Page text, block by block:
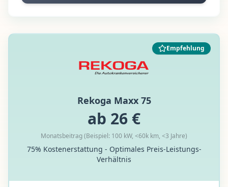
Empfehlung
Rekoga Maxx 75
ab 26 €
Monatsbeitrag (Beispiel: 100 kW, <60k km, <3 Jahre)
75% Kostenerstattung - Optimales Preis-Leistungs-
Verhältnis